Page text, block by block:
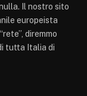
Il nostro sito
europeista
diremmo
tutta Italia di